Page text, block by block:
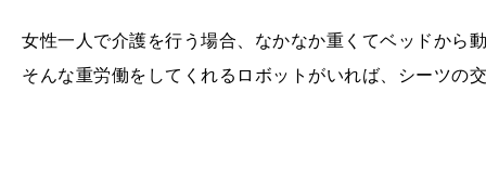
女性一人で介護を行う場合、なかなか重くてベッドから
そんな重労働をしてくれるロボットがいれば、シーツの